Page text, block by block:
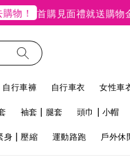
首購見面禮就送購物金
自行車褲 自行車衣 女性車
袖套 | 腿套 頭巾 | 小帽
身 | 壓縮 運動路跑 戶外休